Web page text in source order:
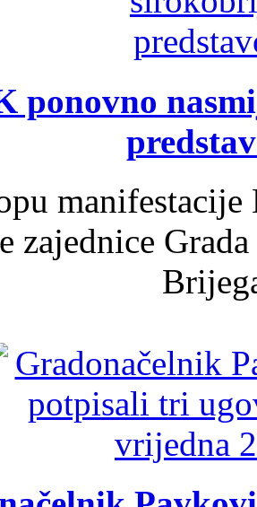
ponovno
zajednice